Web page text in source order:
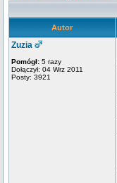
Autor
Zuzia
Pomógł: 5 razy
Dołączył: 04 Wrz 2011
Posty: 3921